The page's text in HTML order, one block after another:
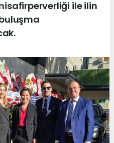
ile ilin